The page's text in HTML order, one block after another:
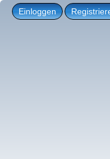
Einloggen